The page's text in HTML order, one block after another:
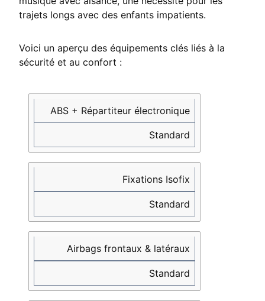
trajets longs avec des enfants impatients.
Voici un aperçu des équipements clés liés à la
sécurité et au confort :
ABS + Répartiteur électronique
Standard
Fixations Isofix
Standard
Airbags frontaux & latéraux
Standard